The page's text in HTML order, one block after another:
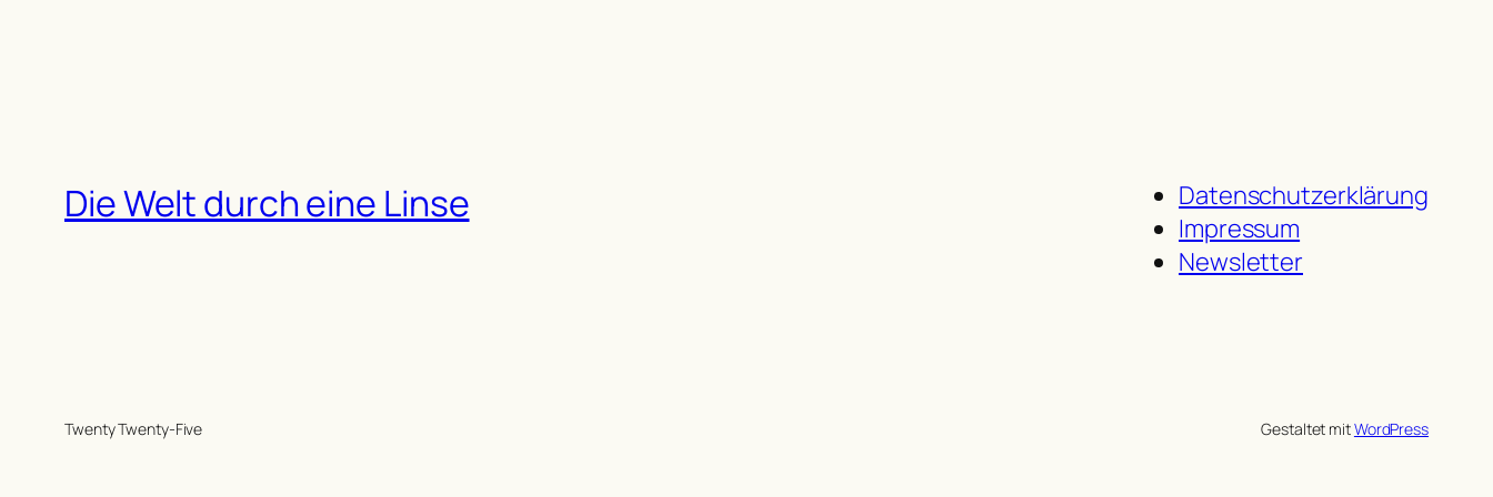
Die Welt durch eine Linse
Datenschutzerklärung
Impressum
Newsletter
Twenty Twenty-Five Gestaltet mitWordPress